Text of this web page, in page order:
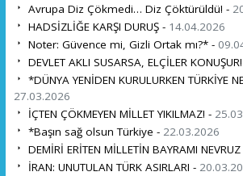
Avrupa Diz Çökmedi… Diz Çöktürüldü! -
HADSİZLİĞE KARŞI DURUŞ - 14.04.2026
Noter: Güvence mi, Gizli Ortak mı?* -
DEVLET AKLI SUSARSA, ELÇİLER
*DÜNYA YENİDEN KURULURKEN TÜRKİYE
27.03.2026
İÇTEN ÇÖKMEYEN MİLLET YIKILMAZ! -
*Başın sağ olsun Türkiye - 22.03.2026
DEMİRİ ERİTEN MİLLETİN BAYRAMI
İRAN: UNUTULAN TÜRK ASIRLARI -